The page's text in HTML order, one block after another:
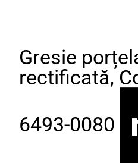
Gresie
rectificată,
6493-0080